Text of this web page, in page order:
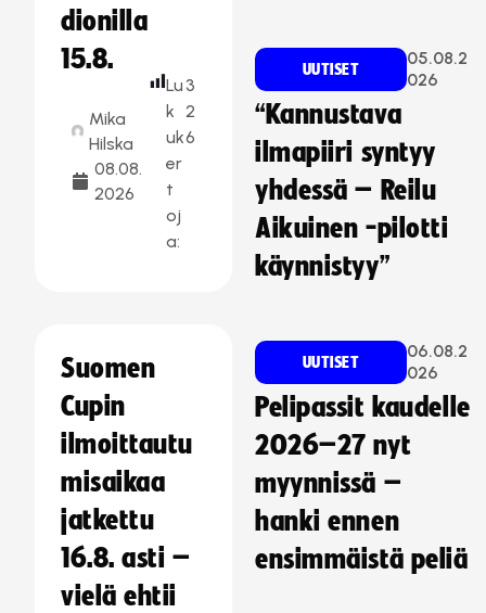
dionilla
15.8.
Mika
Hilska
08.08.
2026
Lu
k
uk
er
t
oj
a:
3
2
6
Suomen
Cupin
ilmoittautu
misaikaa
jatkettu
16.8. asti –
vielä ehtii
UUTISET
05.08.2
026
“Kannustava
ilmapiiri syntyy
yhdessä – Reilu
Aikuinen -pilotti
käynnistyy”
UUTISET
06.08.2
026
Pelipassit kaudelle
2026–27 nyt
myynnissä –
hanki ennen
ensimmäistä peliä